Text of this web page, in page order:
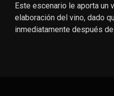
Este escenario le aporta un
elaboración del vino, dado
inmediatamente después